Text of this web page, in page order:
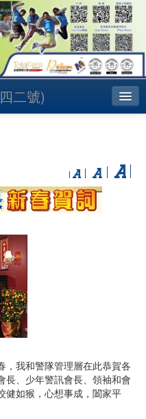
二號)
我和警隊管理層在此恭賀各
長、少年警訊會長、領袖和會
健如猴，心想事成，闔家平